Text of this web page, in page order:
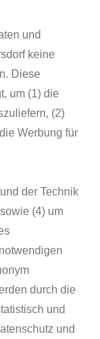
und
keine
Diese
um (1) die
(2)
Werbung für
der Technik
(4) um
durch die
und
und